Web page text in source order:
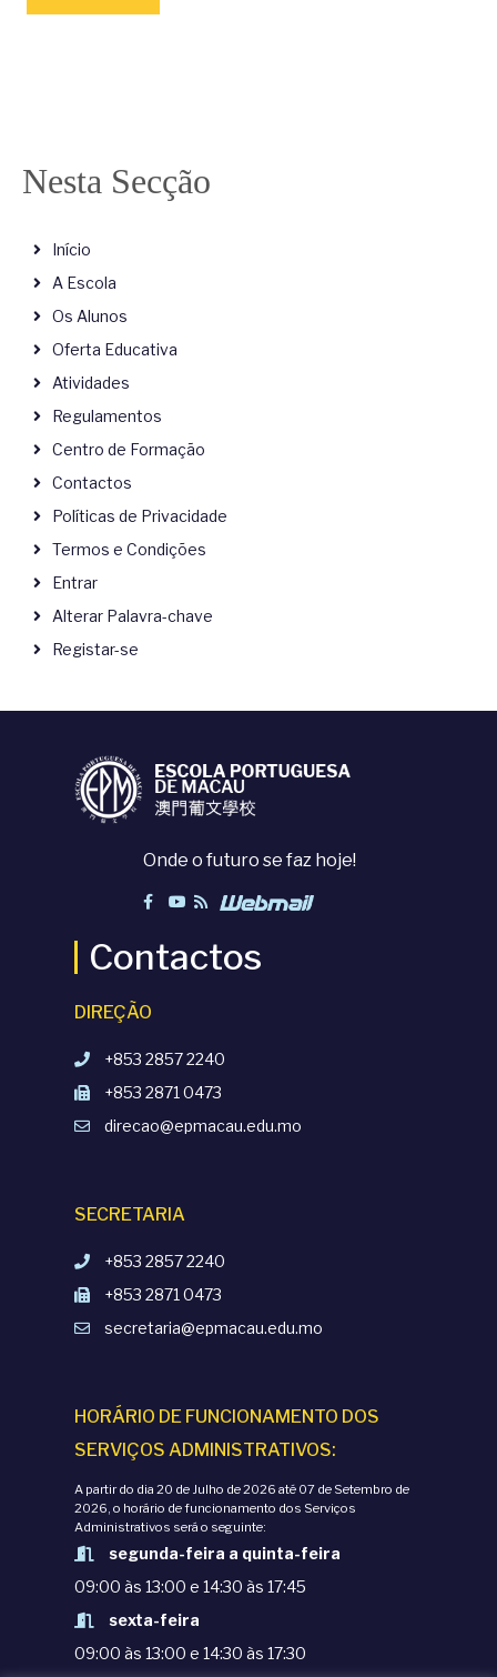
Nesta Secção
Início
A Escola
Os Alunos
Oferta Educativa
Atividades
Regulamentos
Centro de Formação
Contactos
Políticas de Privacidade
Termos e Condições
Entrar
Alterar Palavra-chave
Registar-se
Onde o futuro se faz hoje!
Contactos
DIREÇÃO
+853 2857 2240
+853 2871 0473
direcao@epmacau.edu.mo
SECRETARIA
+853 2857 2240
+853 2871 0473
secretaria@epmacau.edu.mo
HORÁRIO DE FUNCIONAMENTO DOS
SERVIÇOS ADMINISTRATIVOS:
A partir do dia 20 de Julho de 2026 até 07 de Setembro de
2026, o horário de funcionamento dos Serviços
Administrativos será o seguinte:
segunda-feira a quinta-feira
09:00 às 13:00 e 14:30 às 17:45
sexta-feira
09:00 às 13:00 e 14:30 às 17:30